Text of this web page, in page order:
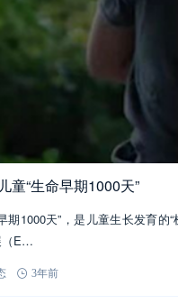
童“生命早期1000天”
期1000天”，是儿童生长发育
（E…
3年前